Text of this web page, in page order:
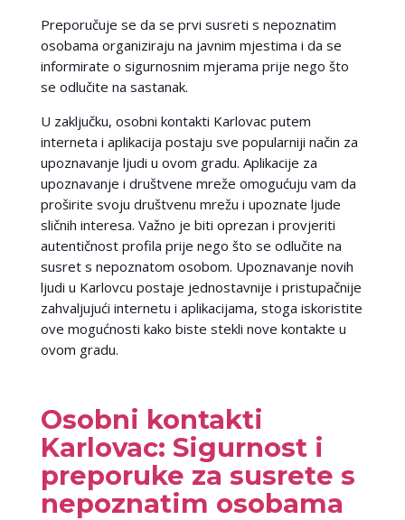
Preporučuje se da se prvi susreti s nepoznatim
osobama organiziraju na javnim mjestima i da se
informirate o sigurnosnim mjerama prije nego što
se odlučite na sastanak.
U zaključku, osobni kontakti Karlovac putem
interneta i aplikacija postaju sve popularniji način za
upoznavanje ljudi u ovom gradu. Aplikacije za
upoznavanje i društvene mreže omogućuju vam da
proširite svoju društvenu mrežu i upoznate ljude
sličnih interesa. Važno je biti oprezan i provjeriti
autentičnost profila prije nego što se odlučite na
susret s nepoznatom osobom. Upoznavanje novih
ljudi u Karlovcu postaje jednostavnije i pristupačnije
zahvaljujući internetu i aplikacijama, stoga iskoristite
ove mogućnosti kako biste stekli nove kontakte u
ovom gradu.
Osobni kontakti
Karlovac: Sigurnost i
preporuke za susrete s
nepoznatim osobama